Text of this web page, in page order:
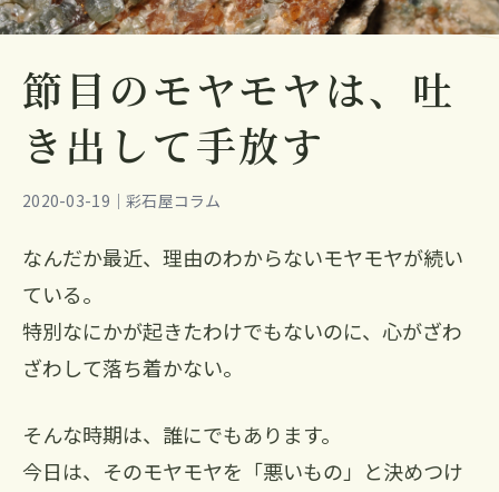
節目のモヤモヤは、吐
き出して手放す
2020-03-19｜彩石屋コラム
なんだか最近、理由のわからないモヤモヤが続い
ている。
特別なにかが起きたわけでもないのに、心がざわ
ざわして落ち着かない。
そんな時期は、誰にでもあります。
今日は、そのモヤモヤを「悪いもの」と決めつけ